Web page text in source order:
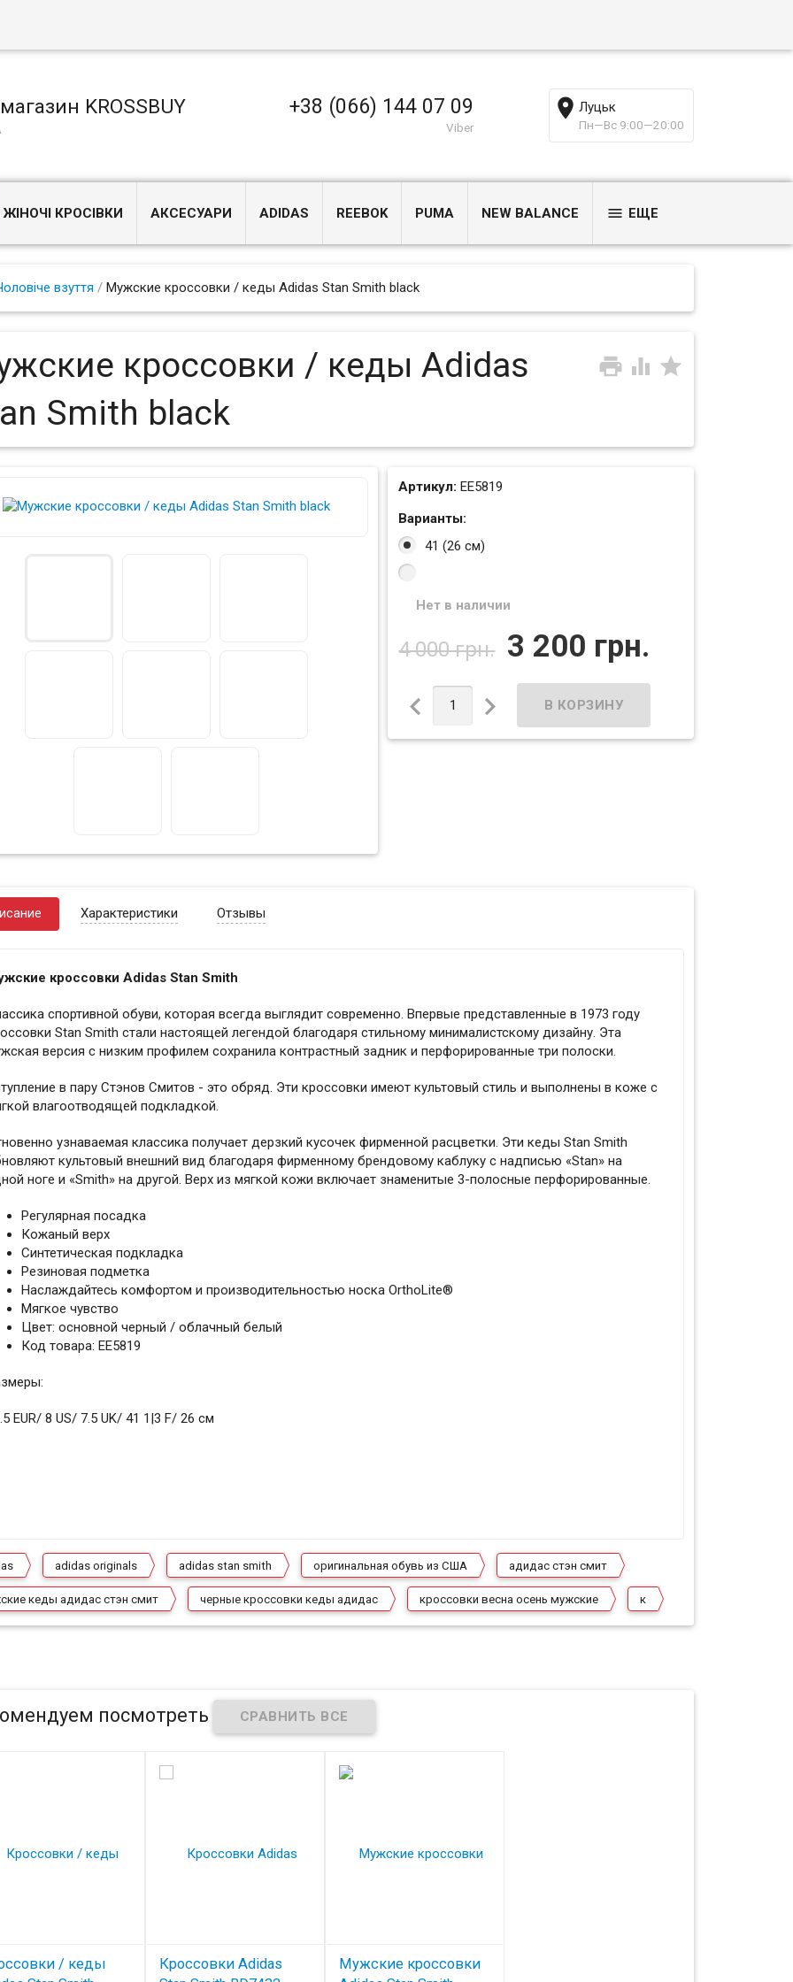
KROSSBUY +38 (066) 144 07 09
Viber
Луцьк
Пн—Вс 9:00—20:00
ЖІНОЧІ КРОСІВКИ АКСЕСУАРИ ADIDAS REEBOK PUMA NEW BALANCE ЕЩЕ
взуття /Мужские кроссовки / кеды Adidas Stan Smith black
кроссовки / кеды Adidas
Smith black
Артикул:EE5819
Варианты:
41 (26 см)
Нет в наличии
4 000 грн. 3 200 грн.
Характеристики Отзывы
кроссовки Adidas Stan Smith
спортивной обуви, которая всегда выглядит современно. Впервые представленные в 1973 году
Stan Smith стали настоящей легендой благодаря стильному минималистскому дизайну. Эта
версия с низким профилем сохранила контрастный задник и перфорированные три полоски.
в пару Стэнов Смитов - это обряд. Эти кроссовки имеют культовый стиль и выполнены в кожe с
влагоотводящей подкладкой.
узнаваемая классика получает дерзкий кусочек фирменной расцветки. Эти кеды Stan Smith
культовый внешний вид благодаря фирменному брендовому каблуку с надписью «Stan» на
ноге и «Smith» на другой. Верх из мягкой кожи включает знаменитые 3-полосные перфорированные.
Регулярная посадка
Кожаный верх
Синтетическая подкладка
Резиновая подметка
Наслаждайтесь комфортом и производительностью носка OrthoLite®
Мягкое чувство
Цвет: основной черный / облачный белый
Код товара: EE5819
EUR/ 8 US/ 7.5 UK/ 41 1|3 F/ 26 см
adidas originals adidas stan smith оригинальная обувь из США адидас стэн смит
кеды адидас стэн смит черные кроссовки кеды адидас кроссовки весна осень мужские к
посмотреть
/ кеды
Кроссовки Adidas
Мужские кроссовки